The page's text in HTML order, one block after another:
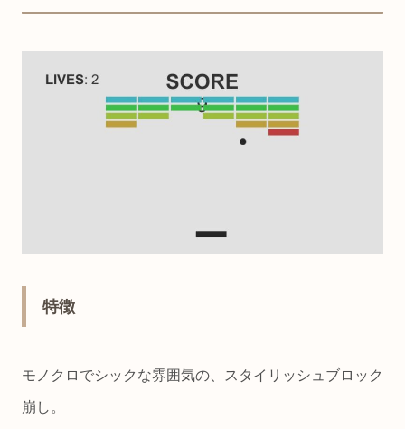
特徴
モノクロでシックな雰囲気の、スタイリッシュブロック
崩し。